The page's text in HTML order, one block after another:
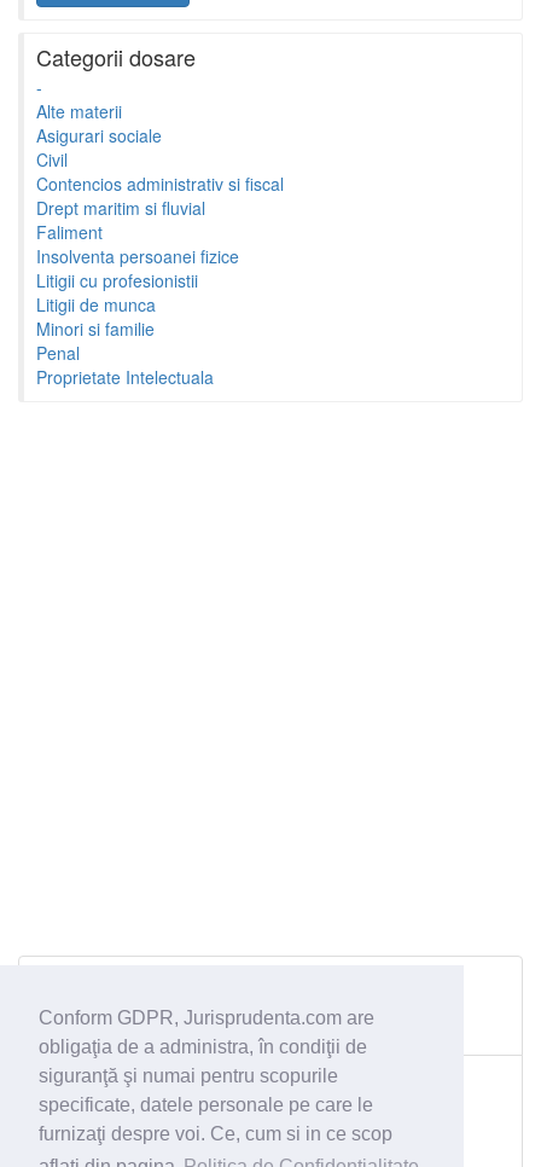
Conform GDPR, Jurisprudenta.com are
obligaţia de a administra, în condiţii de
siguranţă şi numai pentru scopurile
specificate, datele personale pe care le
furnizaţi despre voi. Ce, cum si in ce scop
Categorii dosare
-
Alte materii
Asigurari sociale
Civil
Contencios administrativ si fiscal
Drept maritim si fluvial
Faliment
Insolventa persoanei fizice
Litigii cu profesionistii
Litigii de munca
Minori si familie
Penal
Proprietate Intelectuala
Curtea de Apel Cluj
excepţie de neconstituţionalitate;
Dosar 1215/261/2021/a1 din 27.01.2022
Tribunalul Caraș Severin
măsuri şi excepţii dispuse de judecătorul de cameră
preliminară;